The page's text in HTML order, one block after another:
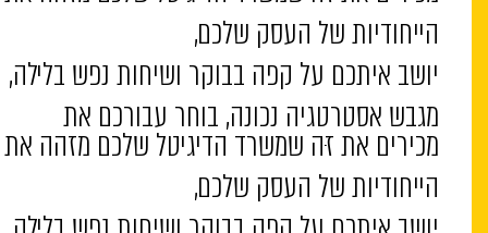
הייחודיות של העסק שלכם,
יושב איתכם על קפה בבוקר ושיחות נפש בלילה,
מגבש אסטרטגיה נכונה, בוחר עבורכם את
המדיה היעילה ביותר,
מטרגט לכם פרפקט, מייצר קמפיין תוכן ברחבי
מכירים את זה שמשרד הדיגיטל שלכם מזהה את
הייחודיות של העסק שלכם,